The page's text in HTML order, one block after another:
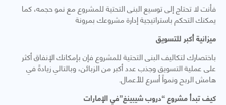
فأنت لا تحتاج إلى توسيع البنى التحتية للمشروع مع نمو حجمه، كما
يمكنك التحكم باستراتيجية إدارة مشروعك بمرونة
ميزانية أكبر للتسويق
باختصارك لتكاليف البنى التحتية للمشروع فإن بإمكانك الإنفاق أكثر
على عملية التسويق وجذب عدد أكبر من الزبائن، وبالتالي زيادةً في
هامش الربح ونمواً أسرع للأعمال.
كيف تبدأ مشروع “دروب شيبينغ”في الإمارات